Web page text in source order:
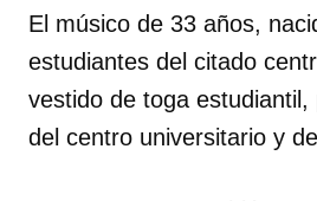
El músico de 33 años,
estudiantes del citado
vestido de toga
del centro universitario y